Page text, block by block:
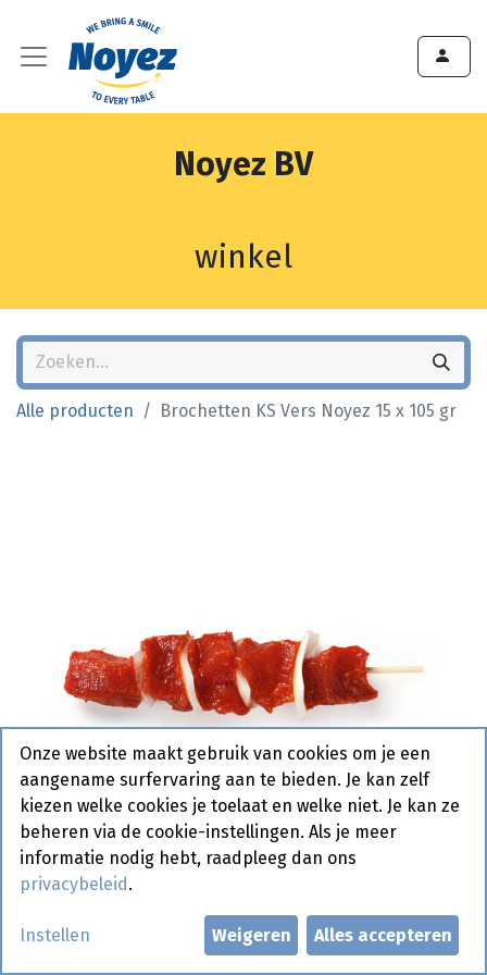
Noyez BV
winkel
Alle producten Brochetten KS Vers Noyez 15 x 105 gr
Brochetten KS Vers Noyez 15 x
105 gr
Onze website maakt gebruik van cookies om je een
aangename surfervaring aan te bieden. Je kan zelf
kiezen welke cookies je toelaat en welke niet. Je kan ze
beheren via de cookie-instellingen. Als je meer
informatie nodig hebt, raadpleeg dan ons
privacybeleid .
Instellen Weigeren Alles accepteren